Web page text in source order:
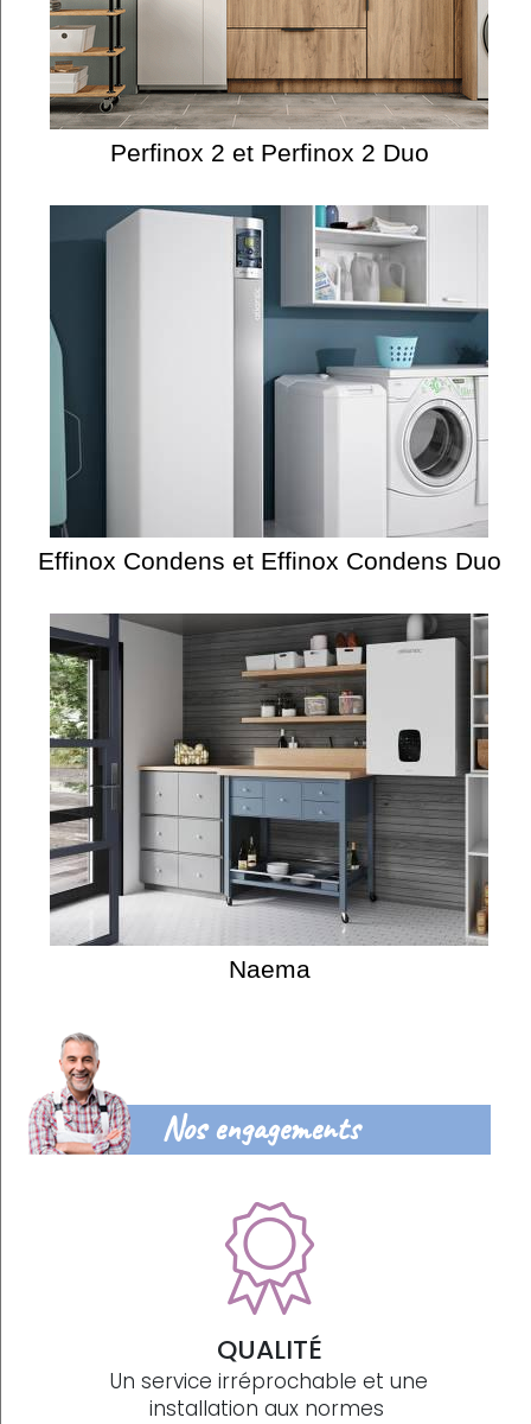
Perfinox 2 et Perfinox 2 Duo
Effinox Condens et Effinox Condens Duo
Naema
Nos engagements
QUALITÉ
Un service irréprochable et une
installation aux normes